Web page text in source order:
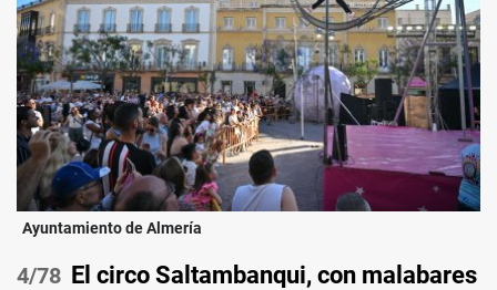
Ayuntamiento de Almería
/78 El circo Saltambanqui, con malabares